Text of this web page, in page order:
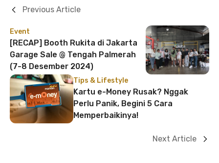
Event
[RECAP] Booth Rukita di Jakarta
Garage Sale @ Tengah Palmerah
(7-8 Desember 2024)
Previous Article
Tips & Lifestyle
Kartu e-Money Rusak? Nggak
Perlu Panik, Begini 5 Cara
Memperbaikinya!
Next Article